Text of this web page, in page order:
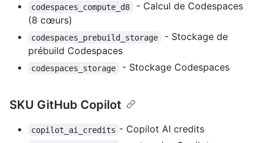
codespaces_compute_d8
- Calcul de Codespaces
(8 cœurs)
codespaces_prebuild_storage
- Stockage de
prébuild Codespaces
codespaces_storage - Stockage Codespaces
SKU GitHub Copilot
copilot_ai_credits - Copilot AI credits